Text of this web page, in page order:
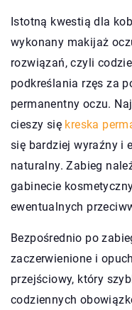
Istotną kwestią dla
wykonany makijaż
rozwiązań, czyli
podkreślania rzęs za
permanentny oczu.
cieszy się kreska
się bardziej wyraźny i
naturalny. Zabieg
gabinecie
ewentualnych
Bezpośrednio po
zaczerwienione i
przejściowy, który
codziennych